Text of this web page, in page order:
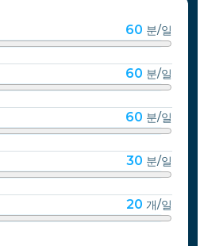
60 분/일
60 분/일
60 분/일
30 분/일
20 개/일